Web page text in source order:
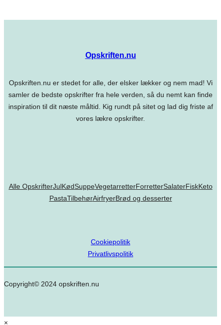
Opskriften.nu
Opskriften.nu er stedet for alle, der elsker lækker og nem mad! Vi
samler de bedste opskrifter fra hele verden, så du nemt kan finde
inspiration til dit næste måltid. Kig rundt på sitet og lad dig friste af
vores lækre opskrifter.
Alle OpskrifterJulKødSuppeVegetarretterForretterSalaterFiskKeto
PastaTilbehørAirfryerBrød og desserter
Cookiepolitik
Privatlivspolitik
Copyright© 2024 opskriften.nu
×